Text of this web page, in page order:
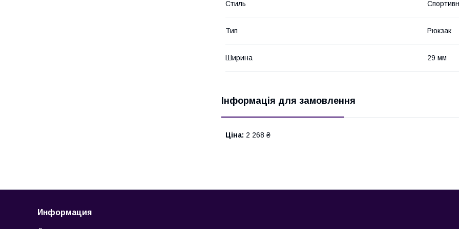
Стиль
Тип Рюкзак
Ширина 29 мм
Інформація для замовлення
Ціна: 2 268 ₴
Информация